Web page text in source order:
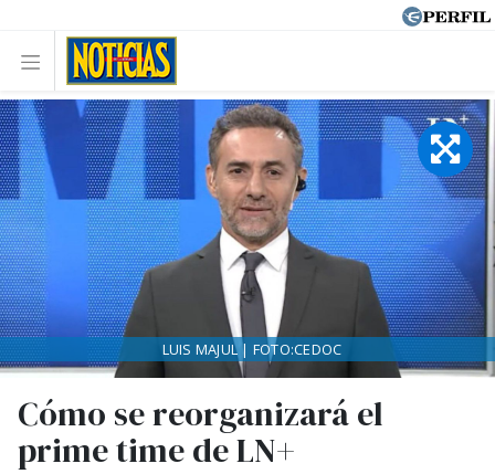
Cómo se reorganizará el
prime time de LN+
LUIS MAJUL | FOTO:CEDOC